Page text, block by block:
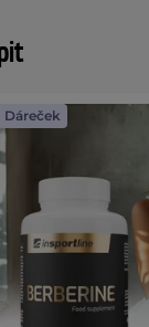
Dáreček